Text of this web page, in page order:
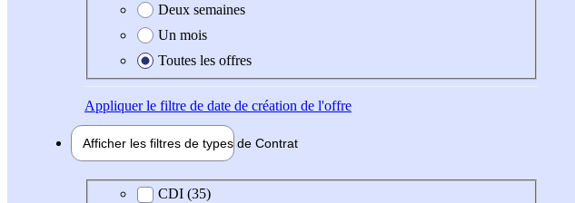
Deux semaines
Un mois
Toutes les offres
Appliquerle filtre de date de création de l'offre
Afficher les filtres de types de Contrat
Type de contratCDI (35)